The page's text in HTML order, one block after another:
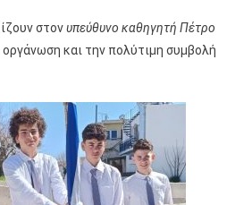
στονυπεύθυνο καθηγητή Πέτρο
οργάνωση και την πολύτιμη συμβολή